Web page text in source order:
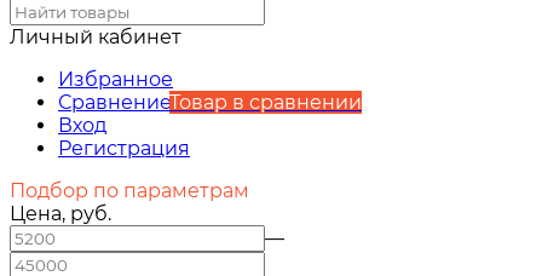
Личный кабинет
Избранное
СравнениеТовар в сравнении
Вход
Регистрация
Подбор по параметрам
Цена, руб.
—